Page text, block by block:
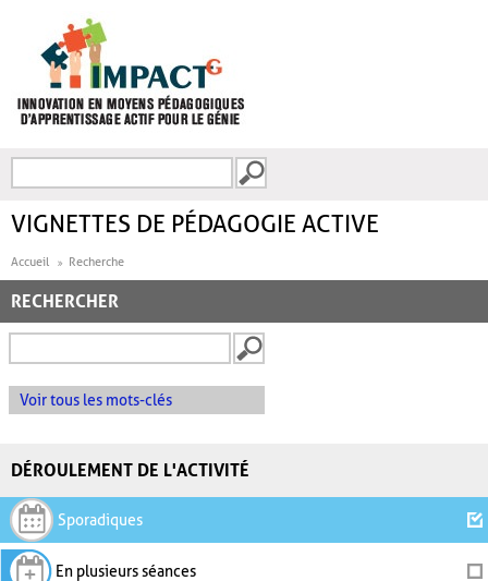
FORMULAIRE DE
VIGNETTES DE PÉDAGOGIE ACTIVE
Accueil Recherche
RECHERCHER
Voir tous les mots-clés
DÉROULEMENT DE L'ACTIVITÉ
Sporadiques
En plusieurs séances